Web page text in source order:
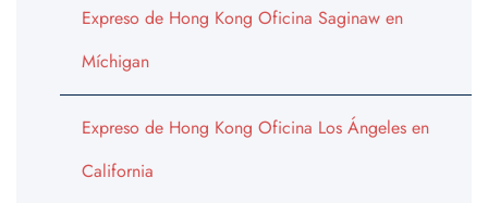
Expreso de Hong Kong Oficina Saginaw en
Míchigan
Expreso de Hong Kong Oficina Los Ángeles en
California